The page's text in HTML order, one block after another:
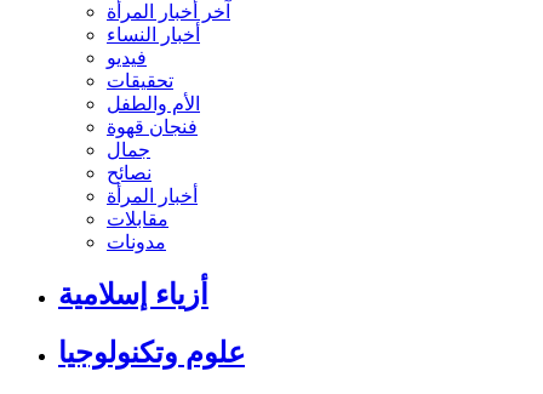
آخر أخبار المرأة
أخبار النساء
فيديو
تحقيقات
الأم والطفل
فنجان قهوة
جمال
نصائح
أخبار المرأة
مقابلات
مدونات
أزياء إسلامية
علوم وتكنولوجيا